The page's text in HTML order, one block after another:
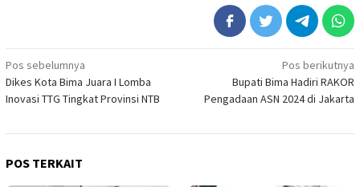
Navigasi
pos
Pos sebelumnya
Dikes Kota Bima Juara I Lomba
Inovasi TTG Tingkat Provinsi NTB
Pos berikutnya
Bupati Bima Hadiri RAKOR
Pengadaan ASN 2024 di Jakarta
POS TERKAIT